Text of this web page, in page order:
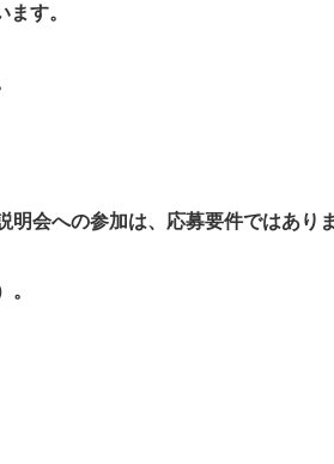
す。
会への参加は、応募要件ではあり